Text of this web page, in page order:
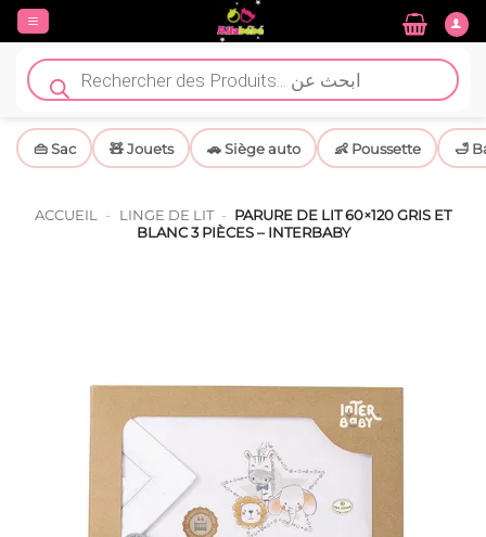
Passer
contenu
Recherche
de
produits
👜 Sac 🧸 Jouets 🚗 Siège auto 👶 Poussette 🛁
ACCUEIL - LINGE DE LIT - PARURE DE LIT 60×120 GRIS ET
BLANC 3 PIÈCES – INTERBABY